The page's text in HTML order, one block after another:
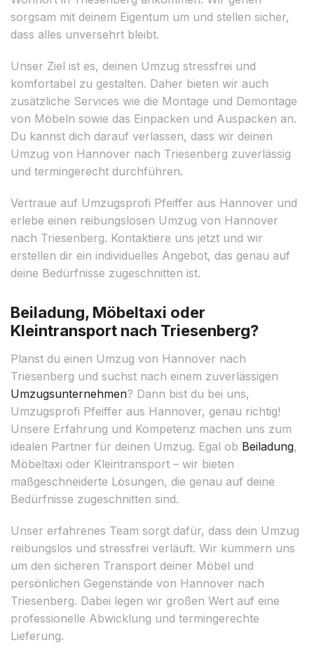
sorgsam mit deinem Eigentum um und stellen sicher,
dass alles unversehrt bleibt.
Unser Ziel ist es, deinen Umzug stressfrei und
komfortabel zu gestalten. Daher bieten wir auch
zusätzliche Services wie die Montage und Demontage
von Möbeln sowie das Einpacken und Auspacken an.
Du kannst dich darauf verlassen, dass wir deinen
Umzug von Hannover nach Triesenberg zuverlässig
und termingerecht durchführen.
Vertraue auf Umzugsprofi Pfeiffer aus Hannover und
erlebe einen reibungslosen Umzug von Hannover
nach Triesenberg. Kontaktiere uns jetzt und wir
erstellen dir ein individuelles Angebot, das genau auf
deine Bedürfnisse zugeschnitten ist.
Beiladung, Möbeltaxi oder
Kleintransport nach Triesenberg?
Planst du einen Umzug von Hannover nach
Triesenberg und suchst nach einem zuverlässigen
Umzugsunternehmen? Dann bist du bei uns,
Umzugsprofi Pfeiffer aus Hannover, genau richtig!
Unsere Erfahrung und Kompetenz machen uns zum
idealen Partner für deinen Umzug. Egal ob Beiladung,
Möbeltaxi oder Kleintransport – wir bieten
maßgeschneiderte Lösungen, die genau auf deine
Bedürfnisse zugeschnitten sind.
Unser erfahrenes Team sorgt dafür, dass dein Umzug
reibungslos und stressfrei verläuft. Wir kümmern uns
um den sicheren Transport deiner Möbel und
persönlichen Gegenstände von Hannover nach
Triesenberg. Dabei legen wir großen Wert auf eine
professionelle Abwicklung und termingerechte
Lieferung.